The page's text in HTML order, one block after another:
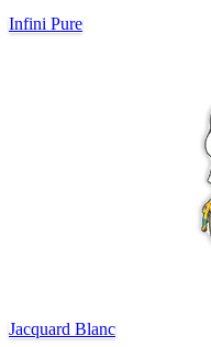
Infini Pure
Jacquard Blanc